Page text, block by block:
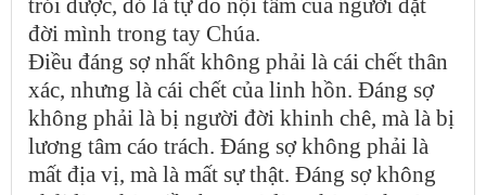
đời mình trong tay Chúa.
Điều đáng sợ nhất không phải là cái chết thân
xác, nhưng là cái chết của linh hồn. Đáng sợ
không phải là bị người đời khinh chê, mà là bị
lương tâm cáo trách. Đáng sợ không phải là
mất địa vị, mà là mất sự thật. Đáng sợ không